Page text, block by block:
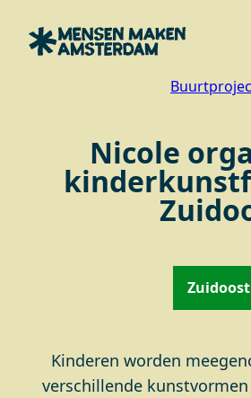
Nicole
Zuidoost
Kinderen worden
verschillende